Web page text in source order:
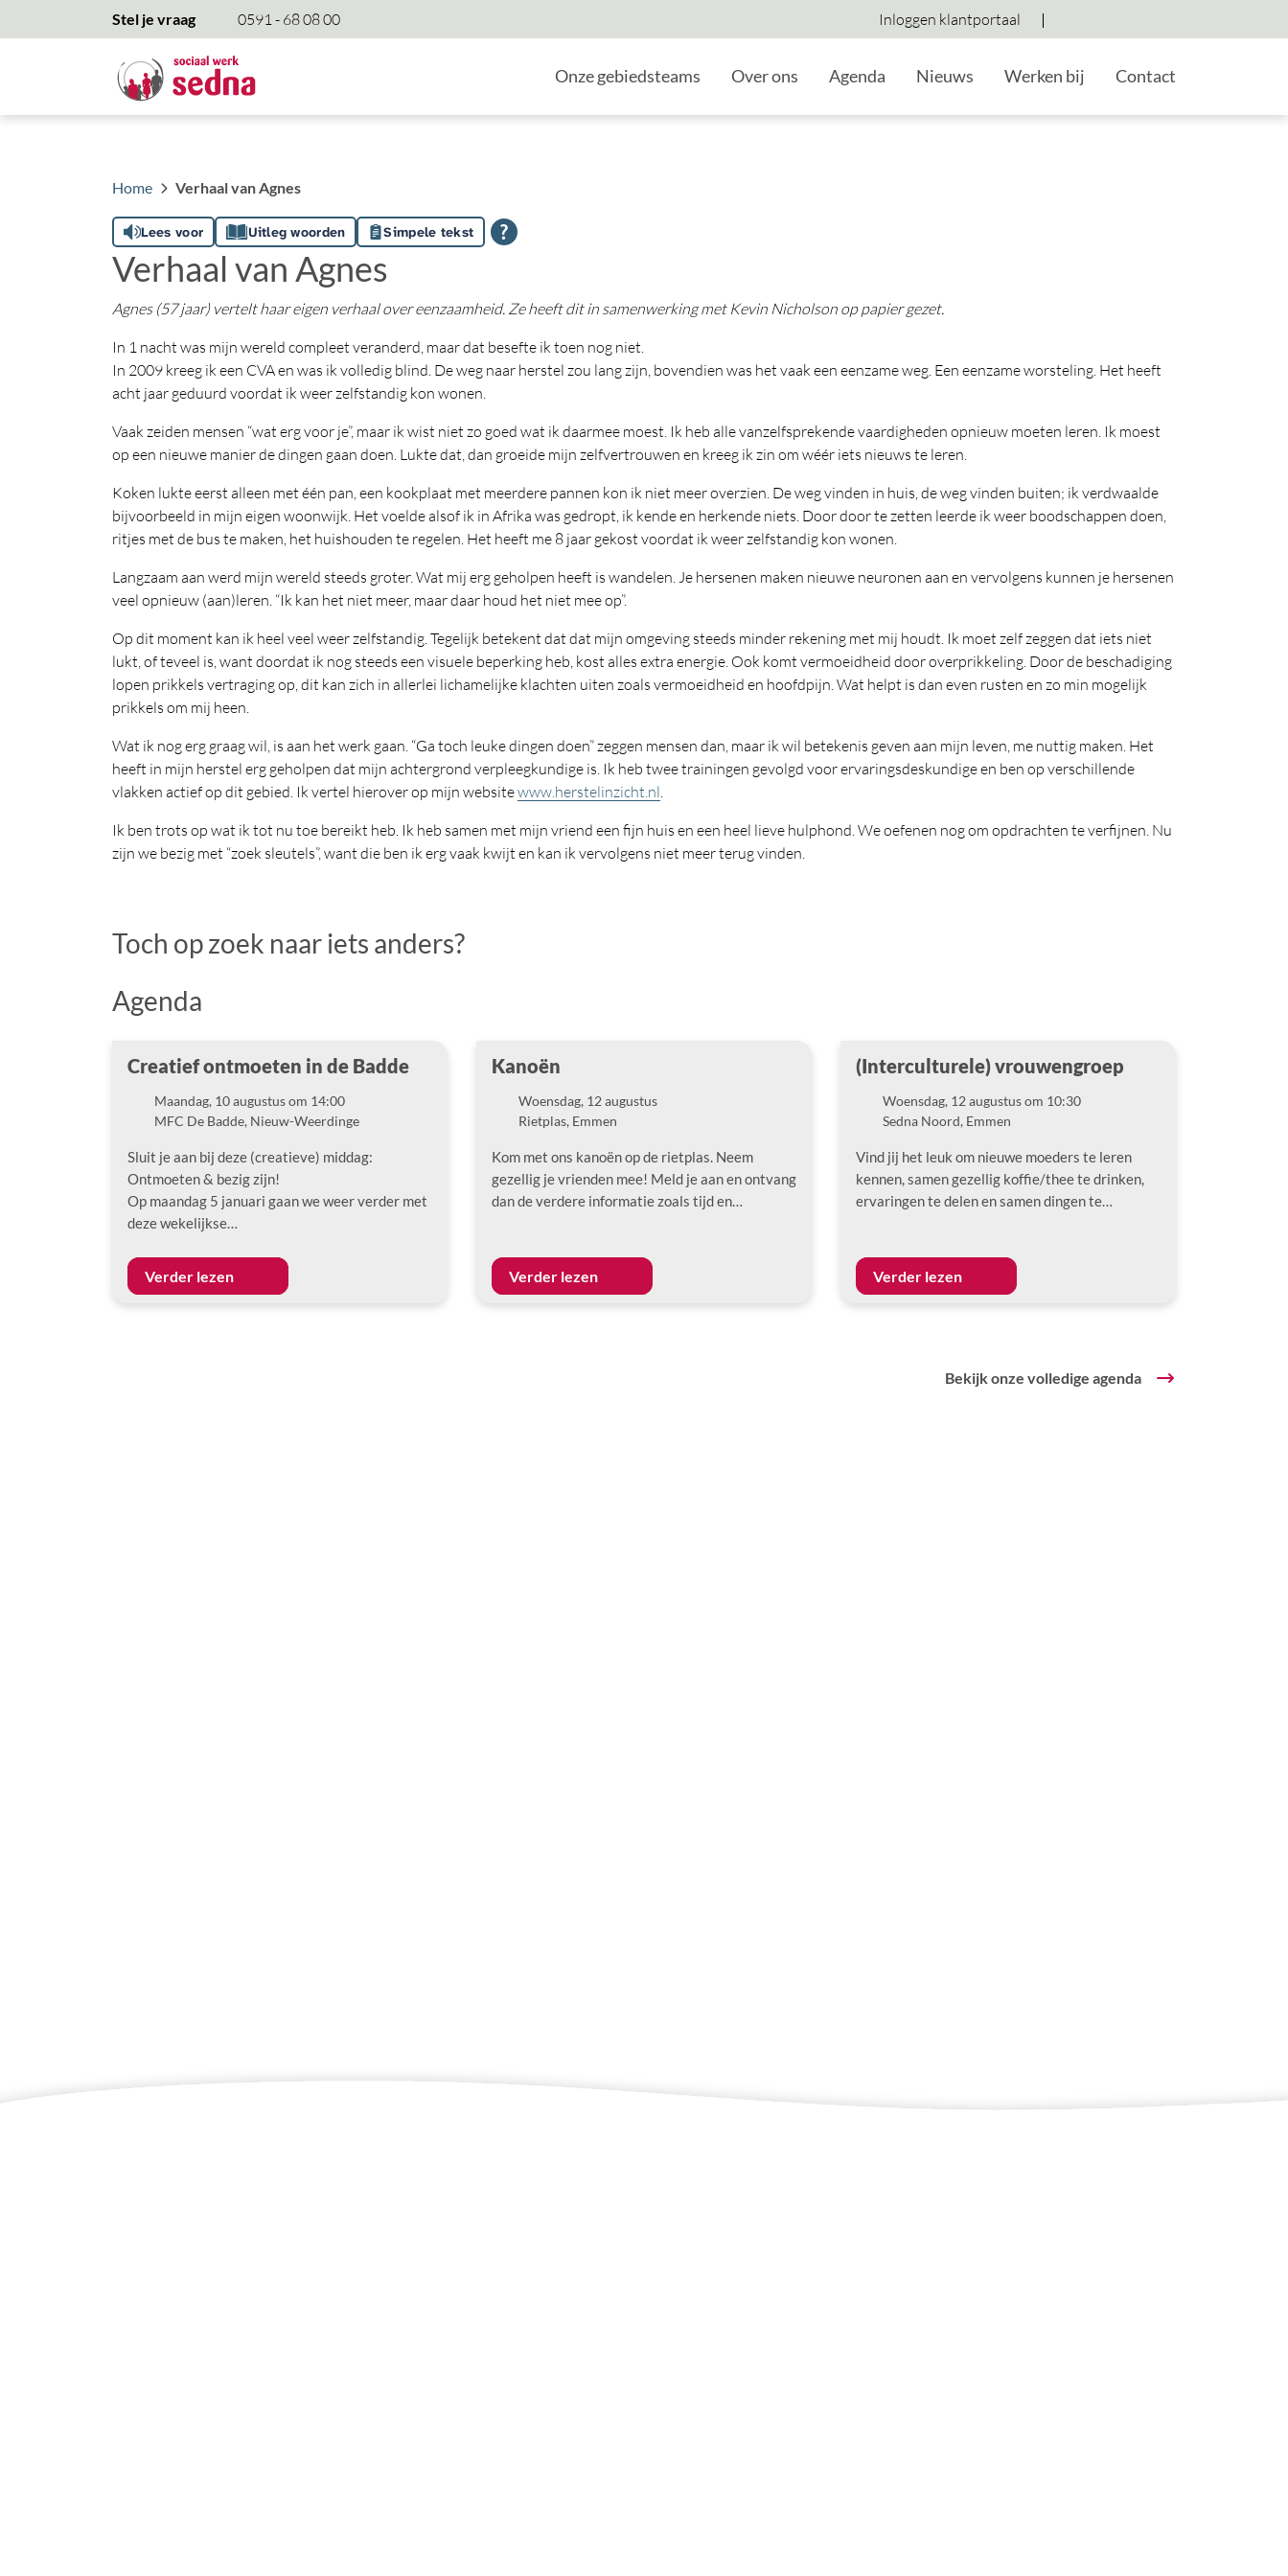
Stel je vraag 0591 - 68 08 00 Inloggen klantportaal
Hoog contrast wisselen
Lettergrootte vergroten
Lettergrootte
HomeOnze gebiedsteams Over ons Agenda Nieuws Werken bij Contact
Home Verhaal van Agnes
Lees voor Uitleg woorden Simpele tekst
Verhaal van Agnes
Agnes (57 jaar) vertelt haar eigen verhaal over eenzaamheid. Ze heeft dit in samenwerking met Kevin Nicholson op papier gezet.
In 1 nacht was mijn wereld compleet veranderd, maar dat besefte ik toen nog niet.
In 2009 kreeg ik een CVA en was ik volledig blind. De weg naar herstel zou lang zijn, bovendien was het vaak een eenzame weg. Een eenzame worsteling. Het heeft
acht jaar geduurd voordat ik weer zelfstandig kon wonen.
Vaak zeiden mensen “wat erg voor je”, maar ik wist niet zo goed wat ik daarmee moest. Ik heb alle vanzelfsprekende vaardigheden opnieuw moeten leren. Ik moest
op een nieuwe manier de dingen gaan doen. Lukte dat, dan groeide mijn zelfvertrouwen en kreeg ik zin om wéér iets nieuws te leren.
Koken lukte eerst alleen met één pan, een kookplaat met meerdere pannen kon ik niet meer overzien. De weg vinden in huis, de weg vinden buiten; ik verdwaalde
bijvoorbeeld in mijn eigen woonwijk. Het voelde alsof ik in Afrika was gedropt, ik kende en herkende niets. Door door te zetten leerde ik weer boodschappen doen,
ritjes met de bus te maken, het huishouden te regelen. Het heeft me 8 jaar gekost voordat ik weer zelfstandig kon wonen.
Langzaam aan werd mijn wereld steeds groter. Wat mij erg geholpen heeft is wandelen. Je hersenen maken nieuwe neuronen aan en vervolgens kunnen je hersenen
veel opnieuw (aan)leren. “Ik kan het niet meer, maar daar houd het niet mee op”.
Op dit moment kan ik heel veel weer zelfstandig. Tegelijk betekent dat dat mijn omgeving steeds minder rekening met mij houdt. Ik moet zelf zeggen dat iets niet
lukt, of teveel is, want doordat ik nog steeds een visuele beperking heb, kost alles extra energie. Ook komt vermoeidheid door overprikkeling. Door de beschadiging
lopen prikkels vertraging op, dit kan zich in allerlei lichamelijke klachten uiten zoals vermoeidheid en hoofdpijn. Wat helpt is dan even rusten en zo min mogelijk
prikkels om mij heen.
Wat ik nog erg graag wil, is aan het werk gaan. “Ga toch leuke dingen doen” zeggen mensen dan, maar ik wil betekenis geven aan mijn leven, me nuttig maken. Het
heeft in mijn herstel erg geholpen dat mijn achtergrond verpleegkundige is. Ik heb twee trainingen gevolgd voor ervaringsdeskundige en ben op verschillende
vlakken actief op dit gebied. Ik vertel hierover op mijn websitewww.herstelinzicht.nl.
Ik ben trots op wat ik tot nu toe bereikt heb. Ik heb samen met mijn vriend een fijn huis en een heel lieve hulphond. We oefenen nog om opdrachten te verfijnen. Nu
zijn we bezig met “zoek sleutels”, want die ben ik erg vaak kwijt en kan ik vervolgens niet meer terug vinden.
Toch op zoek naar iets anders?
Agenda
Creatief ontmoeten in de Badde
Datum
Maandag, 10 augustus om 14:00
Locatie
MFC De Badde, Nieuw-Weerdinge
Sluit je aan bij deze (creatieve) middag:
Ontmoeten & bezig zijn!
Op maandag 5 januari gaan we weer verder met
deze wekelijkse…
Verder lezen
Kanoën
Datum
Woensdag, 12 augustus
Locatie
Rietplas, Emmen
Kom met ons kanoën op de rietplas. Neem
gezellig je vrienden mee! Meld je aan en ontvang
dan de verdere informatie zoals tijd en…
Verder lezen
(Interculturele) vrouwengroep
Datum
Woensdag, 12 augustus om 10:30
Locatie
Sedna Noord, Emmen
Vind jij het leuk om nieuwe moeders te leren
kennen, samen gezellig koffie/thee te drinken,
ervaringen te delen en samen dingen te…
Verder lezen
Bekijk onze volledige agenda